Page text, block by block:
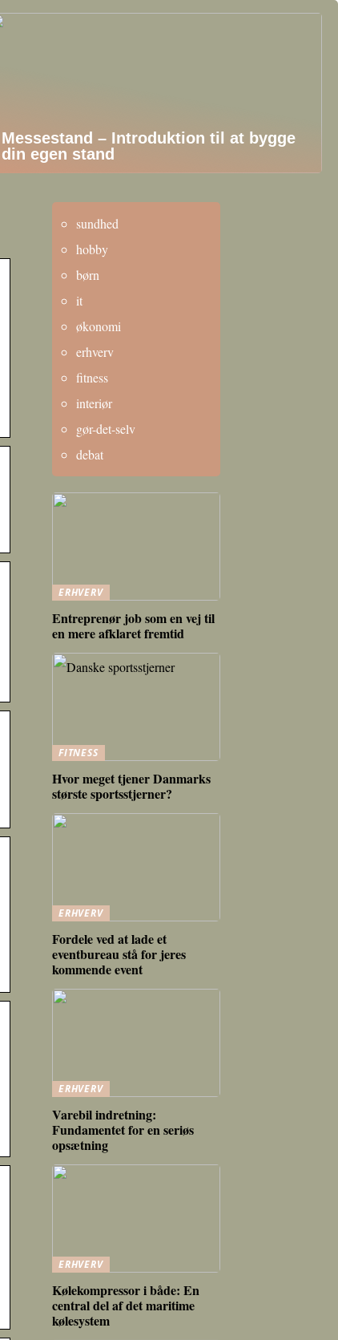
Messestand – Introduktion til at bygge
din egen stand
sundhed
hobby
børn
it
økonomi
erhverv
fitness
interiør
gør-det-selv
debat
ERHVERV
Entreprenør job som en vej til
en mere afklaret fremtid
FITNESS
Hvor meget tjener Danmarks
største sportsstjerner?
ERHVERV
Fordele ved at lade et
eventbureau stå for jeres
kommende event
ERHVERV
Varebil indretning:
Fundamentet for en seriøs
opsætning
ERHVERV
Kølekompressor i både: En
central del af det maritime
kølesystem